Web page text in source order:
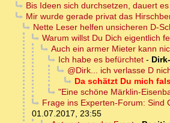
Bis Ideen sich durchsetzen, dauert
Mir wurde gerade privat das
Nette Leser helfen unsicheren D-
Warum willst Du Dich eigentlich
Auch ein armer Mieter kann
Ich habe es befürchtet-
@Dirk... ich verlasse D
Da schätzt Du mich
"Eine schöne Märklin-
Frage ins Experten-Forum: Sind
01.07.2017, 23:55